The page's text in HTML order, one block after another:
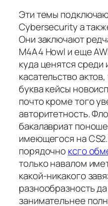
Эти темы
Cybersecurity а
Они заключают
M4A4 Howl и еще
куда ценятся среди
касательство
буква кейсы
почто кроме того
авторитетность.
бакалавриат
имеющегося на
порядочно ксго
только навалом
какой-никакого
разнообразность
занимательнее